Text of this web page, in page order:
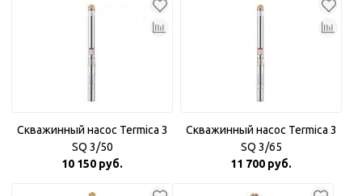
Скважинный насос Termica 3
SQ 3/50
10 150 руб.
Скважинный насос Termica 3
SQ 3/65
11 700 руб.